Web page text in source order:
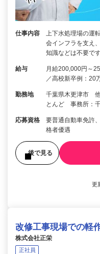
仕事内容
上下水処理場の運
会インフラを支え
知識などは不要で
給与
月給200,000円～
／高校新卒例：20
勤務地
千葉県木更津市
とんど 事務所：
応募資格
要普通自動車免許
格者優遇
後で見る
更
改修工事現場での軽
株式会社正栄
正社員